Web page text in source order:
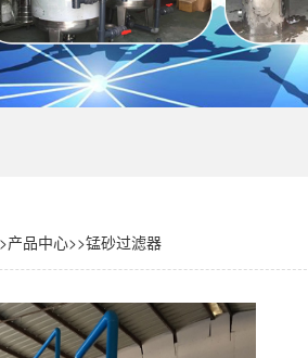
产品中心>>锰砂过滤器